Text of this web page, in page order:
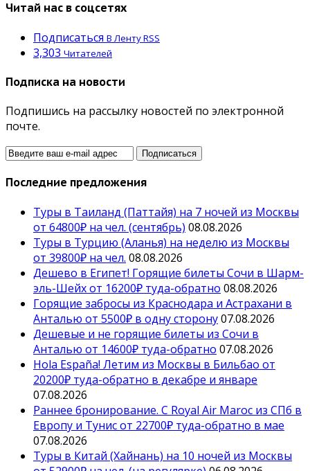
Читай нас в соцсетях
Подписаться В Ленту RSS
3,303 Читателей
Подписка на новости
Подпишись на рассылку новостей по электронной
почте.
Последние предложения
Туры в Таиланд (Паттайя) на 7 ночей из Москвы
от 64800₽ на чел. (сентябрь) 08.08.2026
Туры в Турцию (Аланья) на неделю из Москвы
от 39800₽ на чел. 08.08.2026
Дешево в Египет! Горящие билеты Сочи в Шарм-
эль-Шейх от 16200₽ туда-обратно 08.08.2026
Горящие забросы из Краснодара и Астрахани в
Анталью от 5500₽ в одну сторону07.08.2026
Дешевые и не горящие билеты из Сочи в
Анталью от 14600₽ туда-обратно 07.08.2026
Hola España! Летим из Москвы в Бильбао от
20200₽ туда-обратно в декабре и январе
07.08.2026
Раннее бронирование. С Royal Air Maroc из СПб в
Европу и Тунис от 22700₽ туда-обратно в мае
07.08.2026
Туры в Китай (Хайнань) на 10 ночей из Москвы